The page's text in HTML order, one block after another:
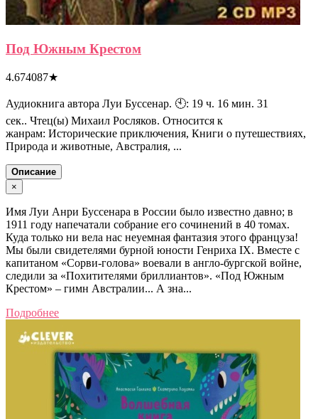
Под Южным Крестом
4.674087★
Аудиокнига автора Луи Буссенар. 🕙: 19 ч. 16 мин. 31
сек.. Чтец(ы) Михаил Росляков. Относится к
жанрам: Исторические приключения, Книги о путешествиях,
Природа и животные, Австралия, ...
Описание
×
Имя Луи Анри Буссенара в России было известно давно; в
1911 году напечатали собрание его сочинений в 40 томах.
Куда только ни вела нас неуемная фантазия этого француза!
Мы были свидетелями бурной юности Генриха IX. Вместе с
капитаном «Сорви-голова» воевали в англо-бургской войне,
следили за «Похитителями бриллиантов». «Под Южным
Крестом» – гимн Австралии... А зна...
Подробнее